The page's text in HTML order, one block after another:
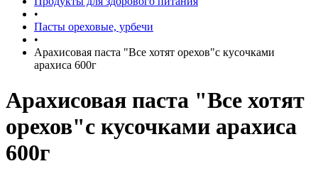
•
Пасты ореховые, урбечи
•
Арахисовая паста "Все хотят орехов"с кусочками
арахиса 600г
Арахисовая паста "Все хотят
орехов"с кусочками арахиса
600г